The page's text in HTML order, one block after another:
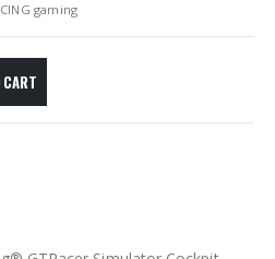
gaming